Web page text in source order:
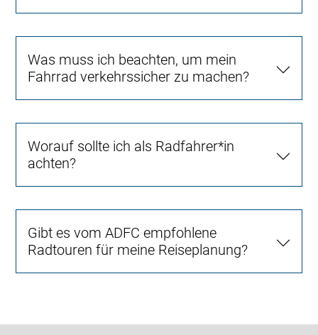
Was muss ich beachten, um mein
Fahrrad verkehrssicher zu machen?
Worauf sollte ich als Radfahrer*in
achten?
Gibt es vom ADFC empfohlene
Radtouren für meine Reiseplanung?